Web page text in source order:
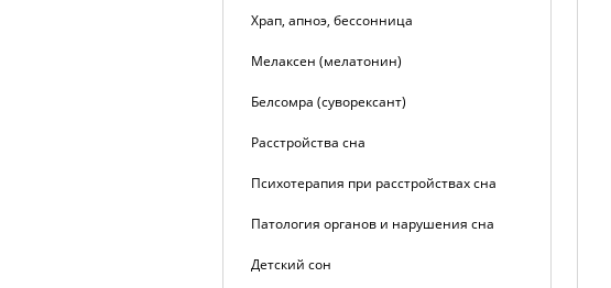
Храп, апноэ, бессонница
Мелаксен (мелатонин)
Белсомра (суворексант)
Расстройства сна
Психотерапия при расстройствах сна
Патология органов и нарушения сна
Детский сон